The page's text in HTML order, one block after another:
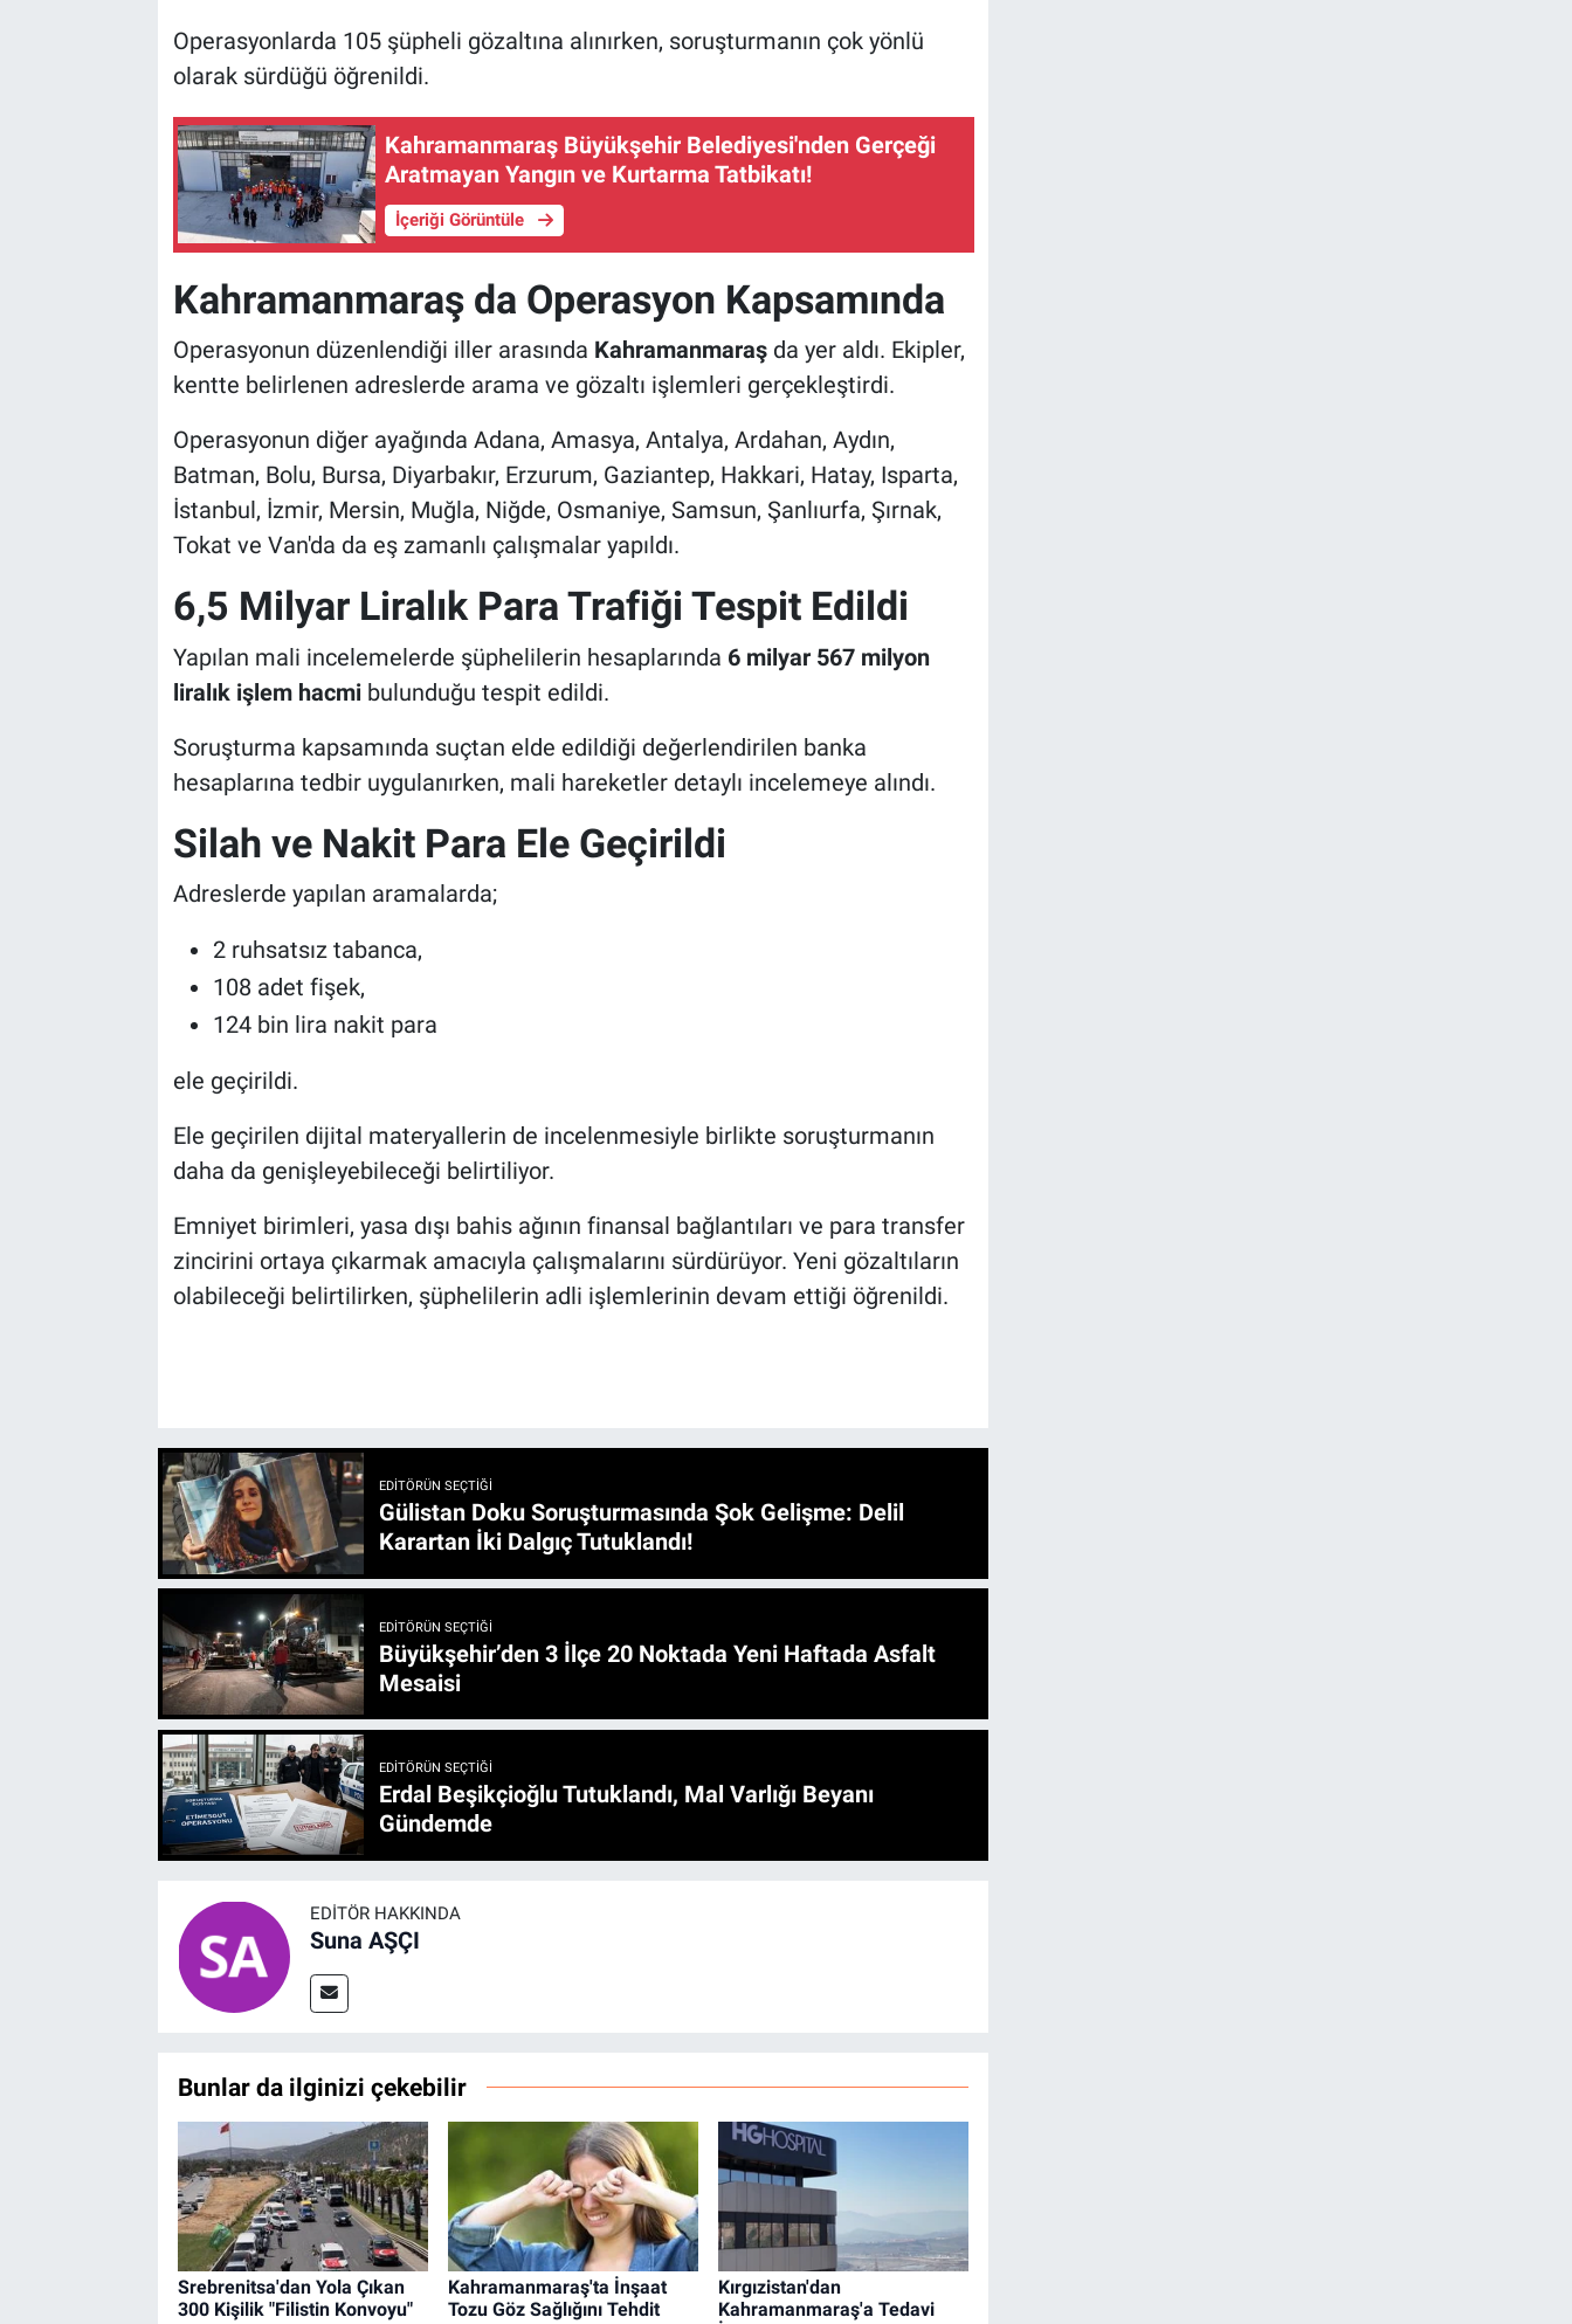
Operasyonlarda 105 şüpheli gözaltına alınırken, soruşturmanın çok yönlü
olarak sürdüğü öğrenildi.
Kahramanmaraş Büyükşehir Belediyesi'nden Gerçeği
Aratmayan Yangın ve Kurtarma Tatbikatı!
İçeriği Görüntüle
Kahramanmaraş da Operasyon Kapsamında
Operasyonun düzenlendiği iller arasında Kahramanmaraşda yer aldı. Ekipler,
kentte belirlenen adreslerde arama ve gözaltı işlemleri gerçekleştirdi.
Operasyonun diğer ayağında Adana, Amasya, Antalya, Ardahan, Aydın,
Batman, Bolu, Bursa, Diyarbakır, Erzurum, Gaziantep, Hakkari, Hatay, Isparta,
İstanbul, İzmir, Mersin, Muğla, Niğde, Osmaniye, Samsun, Şanlıurfa, Şırnak,
Tokat ve Van'da da eş zamanlı çalışmalar yapıldı.
6,5 Milyar Liralık Para Trafiği Tespit Edildi
Yapılan mali incelemelerde şüphelilerin hesaplarında 6 milyar 567 milyon
liralık işlem hacmibulunduğu tespit edildi.
Soruşturma kapsamında suçtan elde edildiği değerlendirilen banka
hesaplarına tedbir uygulanırken, mali hareketler detaylı incelemeye alındı.
Silah ve Nakit Para Ele Geçirildi
Adreslerde yapılan aramalarda;
2 ruhsatsız tabanca,
108 adet fişek,
124 bin lira nakit para
ele geçirildi.
Ele geçirilen dijital materyallerin de incelenmesiyle birlikte soruşturmanın
daha da genişleyebileceği belirtiliyor.
Emniyet birimleri, yasa dışı bahis ağının finansal bağlantıları ve para transfer
zincirini ortaya çıkarmak amacıyla çalışmalarını sürdürüyor. Yeni gözaltıların
olabileceği belirtilirken, şüphelilerin adli işlemlerinin devam ettiği öğrenildi.
EDITÖRÜN SEÇTIĞI
Gülistan Doku Soruşturmasında Şok Gelişme: Delil
Karartan İki Dalgıç Tutuklandı!
EDITÖRÜN SEÇTIĞI
Büyükşehir’den 3 İlçe 20 Noktada Yeni Haftada Asfalt
Mesaisi
EDITÖRÜN SEÇTIĞI
Erdal Beşikçioğlu Tutuklandı, Mal Varlığı Beyanı
Gündemde
EDITÖR HAKKINDA
Suna AŞÇI
Bunlar da ilginizi çekebilir
Srebrenitsa'dan Yola Çıkan
300 Kişilik "Filistin Konvoyu"
Kahramanmaraş'ta İnşaat
Tozu Göz Sağlığını Tehdit
Kırgızistan'dan
Kahramanmaraş'a Tedavi